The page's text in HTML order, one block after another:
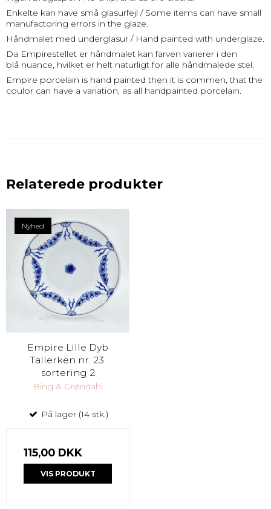
Enkelte kan have små glasurfejl / Some items can have small
manufactoring errors in the glaze.
Håndmalet med underglasur / Hand painted with underglaze.
Da Empirestellet er håndmalet kan farven varierer i den
blå nuance, hvilket er helt naturligt for alle håndmalede stel.
Empire porcelain is hand painted then it is commen, that the
coulor can have a variation, as all handpainted porcelain.
Relaterede produkter
Nyhed
Empire Lille Dyb
Tallerken nr. 23.
sortering 2
Bing & Grøndahl
På lager (14 stk.)
115,00 DKK
VIS PRODUKT